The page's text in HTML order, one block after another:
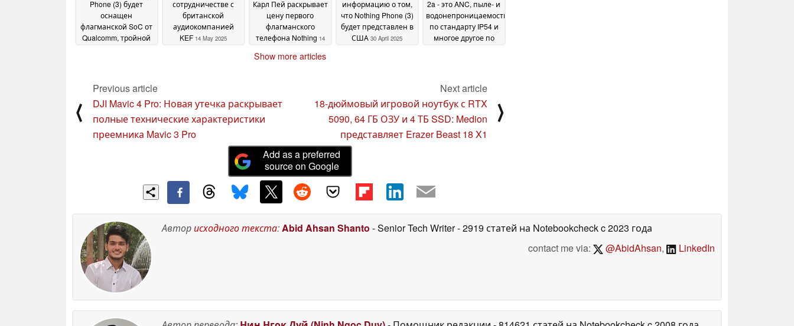
Phone (3) будет
оснащен
флагманской SoC от
Qualcomm, тройной
сотрудничестве с
британской
аудиокомпанией
KEF 14 May 2025
Карл Пей раскрывает
цену первого
флагманского
телефона Nothing 14
информацию о том,
что Nothing Phone (3)
будет представлен в
США 30 April 2025
2a - это ANC, пыле- и
водонепроницаемость
по стандарту IP54 и
многое другое по
Show more articles
⟨
Previous article
DJI Mavic 4 Pro: Новая утечка раскрывает
полные технические характеристики
преемника Mavic 3 Pro
Next article
18-дюймовый игровой ноутбук с RTX
5090, 64 ГБ ОЗУ и 4 ТБ SSD: Medion
представляет Erazer Beast 18 X1
⟩
Add as a preferred
source on Google
Авторисходного текста:Abid Ahsan Shanto - Senior Tech Writer- 2919 статей на Notebookcheckc 2023 года
contact me via:
@AbidAhsan, LinkedIn